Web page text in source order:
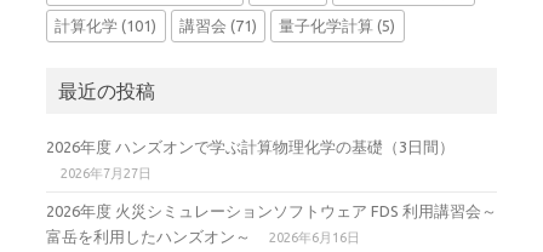
計算化学 (101) 講習会 (71) 量子化学計算 (5)
最近の投稿
2026年度 ハンズオンで学ぶ計算物理化学の基礎（3日間）
2026年7月27日
2026年度 火災シミュレーションソフトウェア FDS 利用講習会～
富岳を利用したハンズオン～
2026年6月16日